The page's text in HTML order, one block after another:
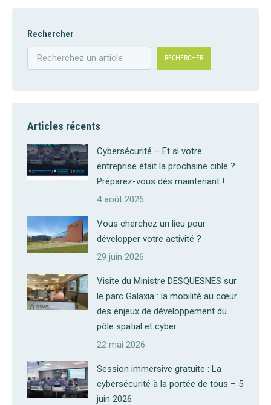
Rechercher
RECHERCHER
Articles récents
Cybersécurité – Et si votre
entreprise était la prochaine cible ?
Préparez-vous dès maintenant !
4 août 2026
Vous cherchez un lieu pour
développer votre activité ?
29 juin 2026
Visite du Ministre DESQUESNES sur
le parc Galaxia : la mobilité au cœur
des enjeux de développement du
pôle spatial et cyber
22 mai 2026
Session immersive gratuite : La
cybersécurité à la portée de tous – 5
juin 2026